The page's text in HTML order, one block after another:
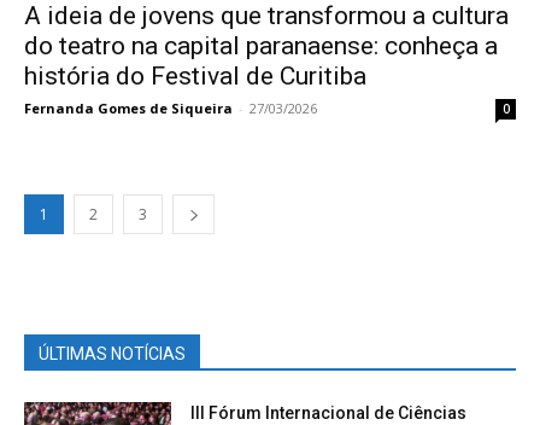
A ideia de jovens que transformou a cultura
do teatro na capital paranaense: conheça a
história do Festival de Curitiba
Fernanda Gomes de Siqueira - 27/03/2026 0
1 2 3
ÚLTIMAS NOTÍCIAS
III Fórum Internacional de Ciências